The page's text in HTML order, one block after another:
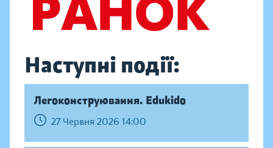
Наступні події:
Легоконструювання. Edukido
27 Червня 2026 14:00